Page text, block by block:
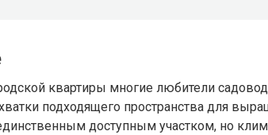
квартиры многие любители
подходящего пространства для
доступным участком, но